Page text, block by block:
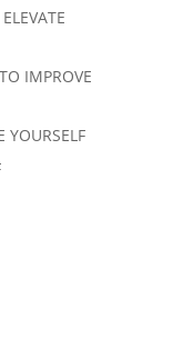
IMPROVE
YOURSELF